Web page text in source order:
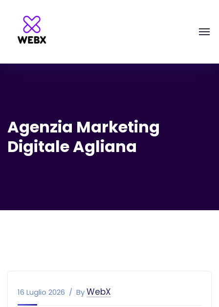
Agenzia Marketing
Digitale Agliana
16 Luglio 2026 ByWebX